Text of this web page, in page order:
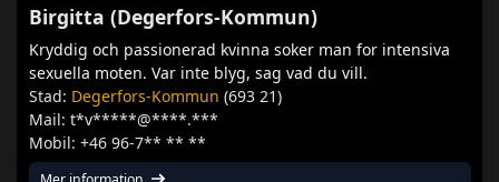
Birgitta (Degerfors-Kommun)
Kryddig och passionerad kvinna soker man for intensiva
sexuella moten. Var inte blyg, sag vad du vill.
Stad: Degerfors-Kommun (693 21)
Mail: t*v*****@****.***
Mobil: +46 96-7** ** **